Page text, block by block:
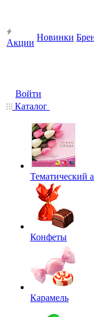
Акции
Новинки
Войти
Каталог
Тематический
Конфеты
Карамель